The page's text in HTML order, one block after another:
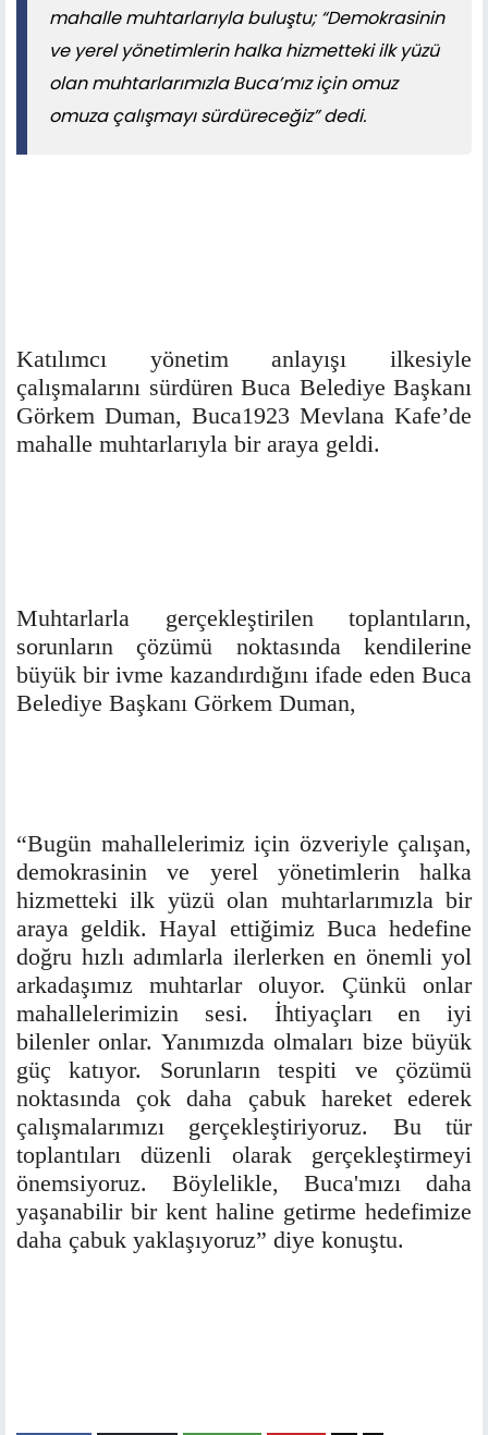
mahalle muhtarlarıyla buluştu; “Demokrasinin
ve yerel yönetimlerin halka hizmetteki ilk yüzü
olan muhtarlarımızla Buca’mız için omuz
omuza çalışmayı sürdüreceğiz” dedi.
Katılımcı yönetim anlayışı ilkesiyle
çalışmalarını sürdüren Buca Belediye Başkanı
Görkem Duman, Buca1923 Mevlana Kafe’de
mahalle muhtarlarıyla bir araya geldi.
Muhtarlarla gerçekleştirilen toplantıların,
sorunların çözümü noktasında kendilerine
büyük bir ivme kazandırdığını ifade eden Buca
Belediye Başkanı Görkem Duman,
“Bugün mahallelerimiz için özveriyle çalışan,
demokrasinin ve yerel yönetimlerin halka
hizmetteki ilk yüzü olan muhtarlarımızla bir
araya geldik. Hayal ettiğimiz Buca hedefine
doğru hızlı adımlarla ilerlerken en önemli yol
arkadaşımız muhtarlar oluyor. Çünkü onlar
mahallelerimizin sesi. İhtiyaçları en iyi
bilenler onlar. Yanımızda olmaları bize büyük
güç katıyor. Sorunların tespiti ve çözümü
noktasında çok daha çabuk hareket ederek
çalışmalarımızı gerçekleştiriyoruz. Bu tür
toplantıları düzenli olarak gerçekleştirmeyi
önemsiyoruz. Böylelikle, Buca'mızı daha
yaşanabilir bir kent haline getirme hedefimize
daha çabuk yaklaşıyoruz” diye konuştu.